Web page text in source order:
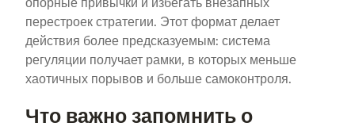
перестроек стратегии. Этот формат делает
действия более предсказуемым: система
регуляции получает рамки, в которых меньше
хаотичных порывов и больше самоконтроля.
Что важно запомнить о